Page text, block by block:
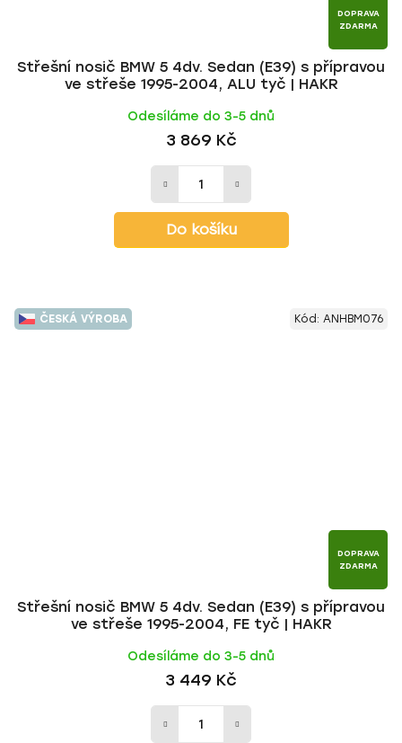
DOPRAVA
ZDARMA
Střešní nosič BMW 5 4dv. Sedan (E39) s přípravou
ve střeše 1995-2004, ALU tyč | HAKR
Odesíláme do 3-5 dnů
3 869 Kč
Do košíku
ČESKÁ VÝROBA
DOPRAVA
ZDARMA
Střešní nosič BMW 5 4dv. Sedan (E39) s přípravou
ve střeše 1995-2004, FE tyč | HAKR
Odesíláme do 3-5 dnů
3 449 Kč
Kód: ANHBM076